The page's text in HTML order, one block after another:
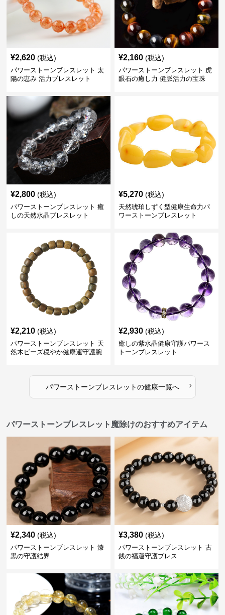
¥2,620 (税込)
パワーストーンブレスレット 太
陽の恵み 活力ブレスレット
¥2,160 (税込)
パワーストーンブレスレット 虎
眼石の癒し力 健脈活力の宝珠
¥2,800 (税込)
パワーストーンブレスレット 癒
しの天然水晶ブレスレット
¥5,270 (税込)
天然琥珀しずく型健康生命力パ
ワーストーンブレスレット
¥2,210 (税込)
パワーストーンブレスレット 天
然木ビーズ穏やか健康運守護腕
¥2,930 (税込)
癒しの紫水晶健康守護パワース
トーンブレスレット
パワーストーンブレスレットの健康一覧へ ›
パワーストーンブレスレット魔除けのおすすめアイテム
¥2,340 (税込)
パワーストーンブレスレット 漆
黒の守護結界
¥3,380 (税込)
パワーストーンブレスレット 古
銭の福運守護ブレス